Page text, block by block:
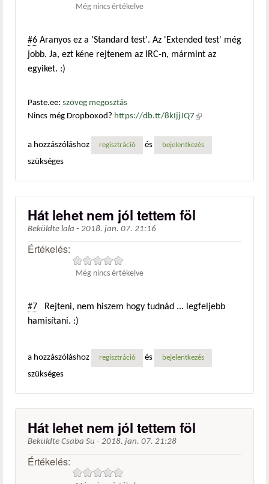
Még nincs értékelve
#6 Aranyos ez a 'Standard test'. Az 'Extended test' még
jobb. Ja, ezt kéne rejtenem az IRC-n, mármint az
egyiket. :)
Paste.ee: szöveg megosztás
Nincs még Dropboxod? https://db.tt/8kIjjJQ7 (külső
a hozzászóláshoz
regisztráció és bejelentkezés
szükséges
Hát lehet nem jól tettem föl
Beküldte lala - 2018. jan. 07. 21:16
Értékelés:
Még nincs értékelve
#7 Rejteni, nem hiszem hogy tudnád ... legfeljebb
hamisítani. :)
a hozzászóláshoz regisztráció és bejelentkezés
szükséges
Hát lehet nem jól tettem föl
Beküldte Csaba Su - 2018. jan. 07. 21:28
Értékelés: